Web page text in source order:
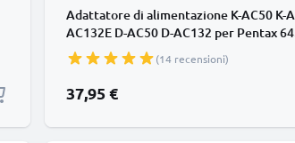
Adattatore di alimentazione K-AC50 K-
AC132E D-AC50 D-AC132 per Pentax
K-3 II K-5 K-5 II K-5 IIs K-7 K10D K20D
dummy, DC coupler per una fonte di
continua
(14 recensioni)
37,95 €